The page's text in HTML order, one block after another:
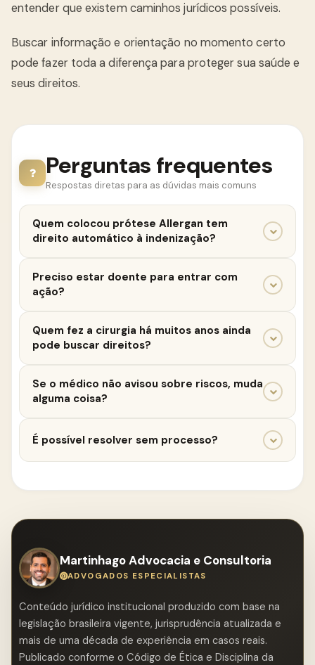
entender que existem caminhos jurídicos possíveis.
Buscar informação e orientação no momento certo
pode fazer toda a diferença para proteger sua saúde e
seus direitos.
Perguntas frequentes
Respostas diretas para as dúvidas mais comuns
Quem colocou prótese Allergan tem
direito automático à indenização?
como complicações, necessidade de cirurgia ou
impacto na saúde. Cada caso é avaliado
Preciso estar doente para entrar com
ação?
preventiva e impactos físicos ou emocionais
também podem ser considerados.
Quem fez a cirurgia há muitos anos ainda
pode buscar direitos?
momento em que a paciente descobre o problema
e sua relação com a prótese.
Se o médico não avisou sobre riscos, muda
alguma coisa?
influenciar na análise do caso, especialmente em
relação ao dever de esclarecimento.
É possível resolver sem processo?
Martinhago Advocacia e Consultoria
ADVOGADOS ESPECIALISTAS
Conteúdo jurídico institucional produzido com base na
legislação brasileira vigente, jurisprudência atualizada e
mais de uma década de experiência em casos reais.
Publicado conforme o Código de Ética e Disciplina da